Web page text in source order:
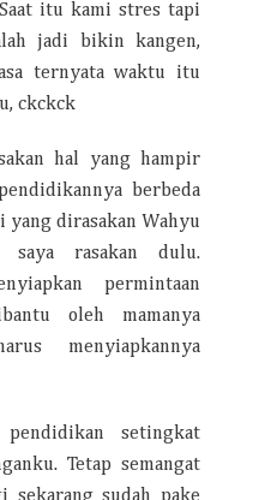
itu kami stres tapi
jadi bikin kangen,
ternyata waktu itu
ckckck
hal yang hampir
berbeda
yang dirasakan Wahyu
saya rasakan dulu.
permintaan
oleh mamanya
menyiapkannya
pendidikan setingkat
Tetap semangat